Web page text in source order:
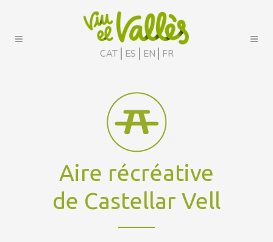
CAT ES EN FR
Aire récréative
de Castellar Vell